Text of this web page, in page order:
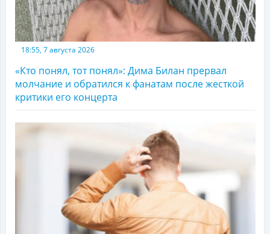
18:55, 7 августа 2026
«Кто понял, тот понял»: Дима Билан прервал
молчание и обратился к фанатам после жесткой
критики его концерта